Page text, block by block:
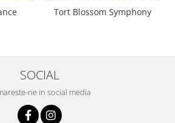
Tort Blossom Symphony
SOCIAL
ne in social media